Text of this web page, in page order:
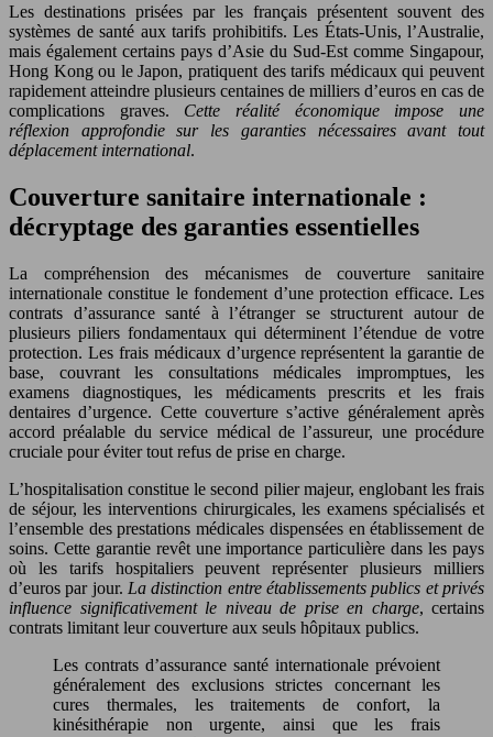
Les destinations prisées par les français présentent souvent des
systèmes de santé aux tarifs prohibitifs. Les États-Unis, l’Australie,
mais également certains pays d’Asie du Sud-Est comme Singapour,
Hong Kong ou le Japon, pratiquent des tarifs médicaux qui peuvent
rapidement atteindre plusieurs centaines de milliers d’euros en cas de
complications graves. Cette réalité économique impose une
réflexion approfondie sur les garanties nécessaires avant tout
déplacement international.
Couverture sanitaire internationale :
décryptage des garanties essentielles
La compréhension des mécanismes de couverture sanitaire
internationale constitue le fondement d’une protection efficace. Les
contrats d’assurance santé à l’étranger se structurent autour de
plusieurs piliers fondamentaux qui déterminent l’étendue de votre
protection. Les frais médicaux d’urgence représentent la garantie de
base, couvrant les consultations médicales impromptues, les
examens diagnostiques, les médicaments prescrits et les frais
dentaires d’urgence. Cette couverture s’active généralement après
accord préalable du service médical de l’assureur, une procédure
cruciale pour éviter tout refus de prise en charge.
L’hospitalisation constitue le second pilier majeur, englobant les frais
de séjour, les interventions chirurgicales, les examens spécialisés et
l’ensemble des prestations médicales dispensées en établissement de
soins. Cette garantie revêt une importance particulière dans les pays
où les tarifs hospitaliers peuvent représenter plusieurs milliers
d’euros par jour. La distinction entre établissements publics et privés
influence significativement le niveau de prise en charge, certains
contrats limitant leur couverture aux seuls hôpitaux publics.
Les contrats d’assurance santé internationale prévoient
généralement des exclusions strictes concernant les
cures thermales, les traitements de confort, la
kinésithérapie non urgente, ainsi que les frais